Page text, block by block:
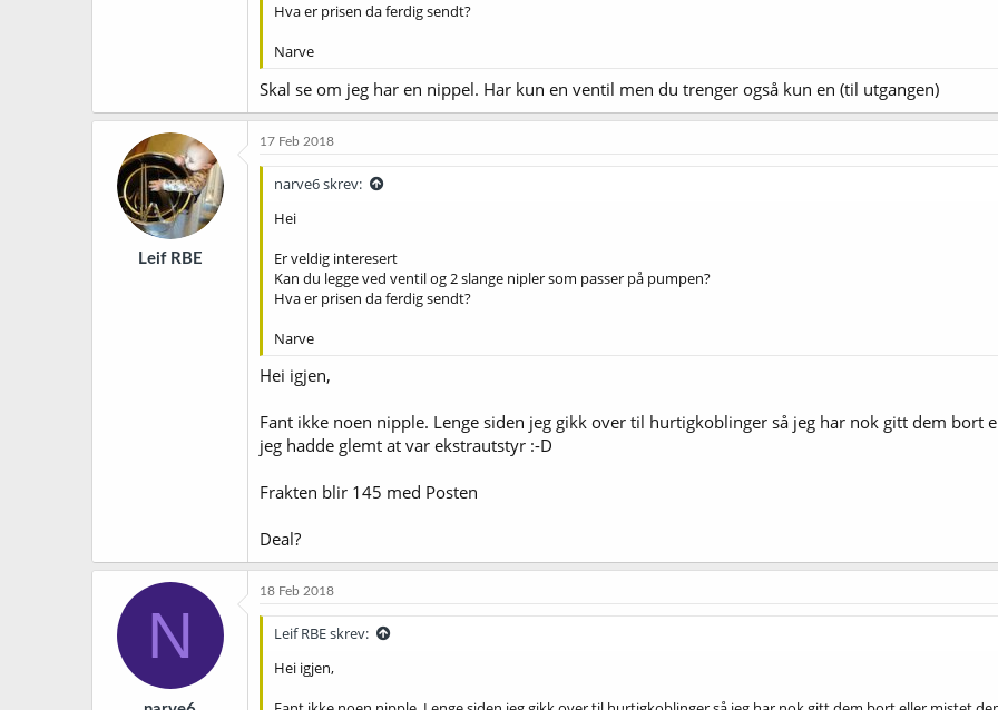
Hva er prisen da ferdig sendt?
Narve
Skal se om jeg har en nippel. Har kun en ventil men du trenger også kun en (til utgangen)
Leif RBE
17 Feb 2018
narve6 skrev:
Hei
Er veldig interesert
Kan du legge ved ventil og 2 slange nipler som passer på pumpen?
Hva er prisen da ferdig sendt?
Narve
Hei igjen,
Fant ikke noen nipple. Lenge siden jeg gikk over til hurtigkoblinger så jeg har nok gitt dem
jeg hadde glemt at var ekstrautstyr :-D
Frakten blir 145 med Posten
Deal?
N
18 Feb 2018
Leif RBE skrev:
Hei igjen,